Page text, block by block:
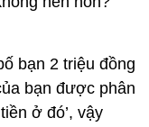
bạn 2 triệu đồng
bạn được phân
ở đó’, vậy